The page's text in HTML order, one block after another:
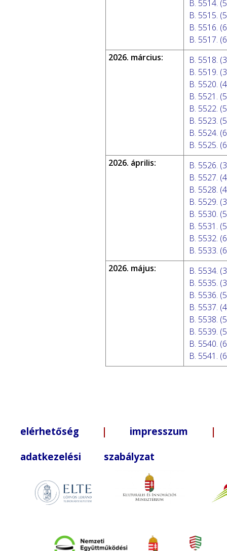
B. 5514.
B. 5515.
B. 5516.
B. 5517.
2026. március:
B. 5518.
B. 5519.
B. 5520.
B. 5521.
B. 5522.
B. 5523.
B. 5524.
B. 5525.
2026. április:
B. 5526.
B. 5527.
B. 5528.
B. 5529.
B. 5530.
B. 5531.
B. 5532.
B. 5533.
2026. május:
B. 5534.
B. 5535.
B. 5536.
B. 5537.
B. 5538.
B. 5539.
B. 5540.
B. 5541.
elérhetőség | impresszum |
adatkezelési szabályzat